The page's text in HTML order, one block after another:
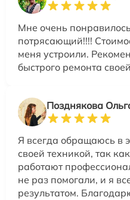
Мне очень
потрясающий!!!!
меня устроили.
быстрого ремонта
Позднякова
Я всегда обращаюсь в
своей техникой, так
работают
не раз помогали, и я
результатом.